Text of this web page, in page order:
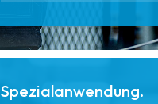
Spezialanwendung.